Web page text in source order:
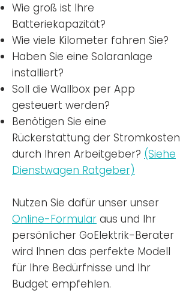
Wie groß ist Ihre
Batteriekapazität?
Wie viele Kilometer fahren Sie?
Haben Sie eine Solaranlage
installiert?
Soll die Wallbox per App
gesteuert werden?
Benötigen Sie eine
Rückerstattung der Stromkosten
durch Ihren Arbeitgeber? (Siehe
Dienstwagen Ratgeber)
Nutzen Sie dafür unser unser
Online-Formular aus und Ihr
persönlicher GoElektrik-Berater
wird Ihnen das perfekte Modell
für Ihre Bedürfnisse und Ihr
Budget empfehlen.